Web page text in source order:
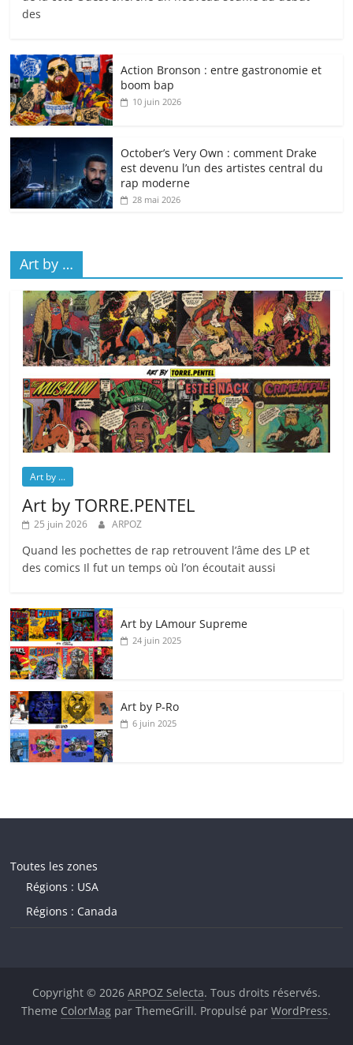
des
Action Bronson : entre gastronomie et
boom bap
10 juin 2026
October’s Very Own : comment Drake
est devenu l’un des artistes central du
rap moderne
28 mai 2026
Art by …
Art by ...
Art by TORRE.PENTEL
25 juin 2026 ARPOZ
Quand les pochettes de rap retrouvent l’âme des LP et
des comics Il fut un temps où l’on écoutait aussi
Art by LAmour Supreme
24 juin 2025
Art by P‑Ro
6 juin 2025
Toutes les zones
Régions : USA
Régions : Canada
Copyright © 2026 ARPOZ Selecta. Tous droits réservés.
Theme ColorMag par ThemeGrill. Propulsé parWordPress.